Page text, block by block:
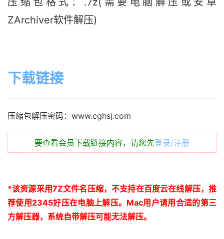
ZArchiver软件解压)
下载链接
压缩包解压密码：www.cghsj.com
要查看会员下载链接内容，请您先登录/注册
*该资源采用7Z文件名压缩，不支持在百度云在线解压，推
荐使用2345好压在电脑上解压。 Mac用户请用合适的第三
方解压器，系统自带解压可能无法解压。